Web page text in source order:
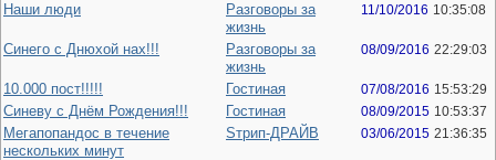
Наши люди
Разговоры за
жизнь
11/10/2016 10:35:08
Синего с Днюхой нах!!!
Разговоры за
жизнь
08/09/2016 22:29:03
10.000 пост!!!!! Гостиная 07/08/2016 15:53:29
Синеву с Днём Рождения!!! Гостиная 08/09/2015 10:53:37
Мегапопандос в течение
нескольких минут
Sтрип-ДРАЙВ 03/06/2015 21:36:35